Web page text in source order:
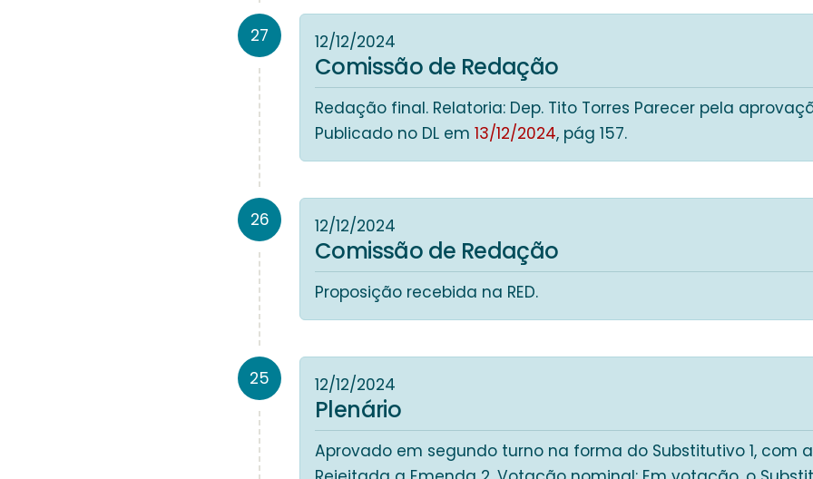
27 12/12/2024
Comissão de Redação
Redação final. Relatoria: Dep. Tito Torres Parecer pela
Publicado no DL em 13/12/2024, pág 157.
26 12/12/2024
Comissão de Redação
Proposição recebida na RED.
25 12/12/2024
Plenário
Aprovado em segundo turno na forma do Substitutivo 1, com